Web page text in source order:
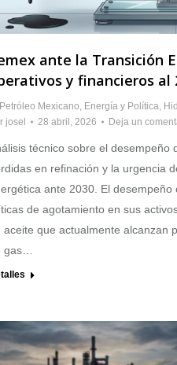
ante la Transición
y financieros al
Mexicano, Energía y Política,
josel 28 abril, 2026 Deja un
técnico sobre el desempeño
en refinación y la urgencia
ante 2030. El
de agotamiento en sus
aceite que actualmente alcanzan
gas…